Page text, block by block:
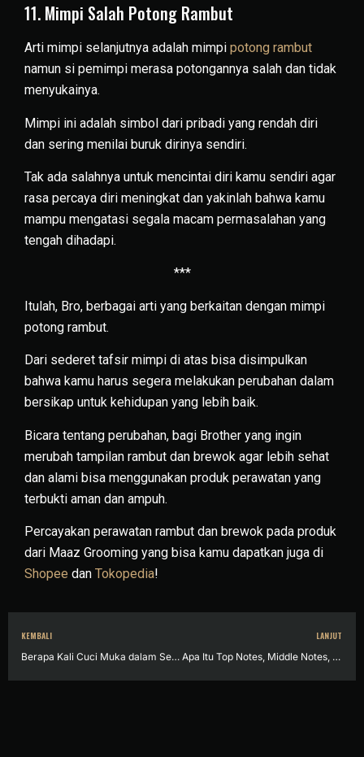
11. Mimpi Salah Potong Rambut
Arti mimpi selanjutnya adalah mimpi potong rambut
namun si pemimpi merasa potongannya salah dan tidak
menyukainya.
Mimpi ini adalah simbol dari pribadi yang rendah diri
dan sering menilai buruk dirinya sendiri.
Tak ada salahnya untuk mencintai diri kamu sendiri agar
rasa percaya diri meningkat dan yakinlah bahwa kamu
mampu mengatasi segala macam permasalahan yang
tengah dihadapi.
***
Itulah, Bro, berbagai arti yang berkaitan dengan mimpi
potong rambut.
Dari sederet tafsir mimpi di atas bisa disimpulkan
bahwa kamu harus segera melakukan perubahan dalam
bersikap untuk kehidupan yang lebih baik.
Bicara tentang perubahan, bagi Brother yang ingin
merubah tampilan rambut dan brewok agar lebih sehat
dan alami bisa menggunakan produk perawatan yang
terbukti aman dan ampuh.
Percayakan perawatan rambut dan brewok pada produk
dari Maaz Grooming yang bisa kamu dapatkan juga di
Shopee dan Tokopedia!
KEMBALI
Berapa Kali Cuci Muka dalam Sehari? Begini Penjelasannya
LANJUT
Apa Itu Top Notes, Middle Notes, dan Base Notes Parfum? Ini Arti dan Perbedaanya